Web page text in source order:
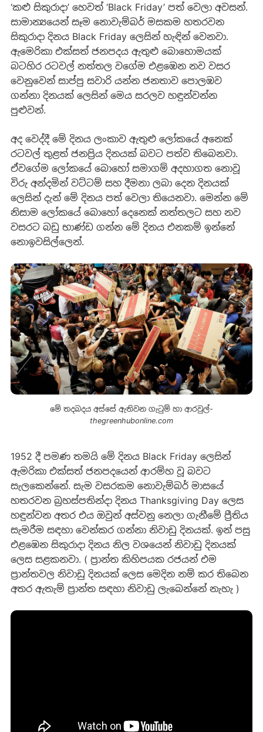
‘කළු සිකුරාදා’ හෙවත් ‘Black Friday’ පත් වෙලා අවසන්.
සාමාන්‍යයෙන් සෑම නොවැම්බර් මසකම හතරවන
සිකුරාදා දිනය Black Friday ලෙසින් හැඳින් වෙනවා.
ඇමෙරිකා එක්සත් ජනපදය ඇතුළු බොහොමයක්
බටහිර රටවල් නත්තල වගේම එළඹෙන නව වසර
වෙනුවෙන් සාප්පු සවාරි යන්න ජනතාව පොලඹව
ගන්නා දිනයක් ලෙසින් මෙය සරලව හඳුන්වන්න
පුළුවන්.
අද වෙද්දී මේ දිනය ලංකාව ඇතුළු ලෝකයේ අනෙක්
රටවල් තුළත් ජනප්‍රිය දිනයක් බවට පත්ව තිබෙනවා.
ඒවගේම ලෝකයේ බොහෝ සමාගම් අදහාගත නොවූ
විරු අන්දමින් වට්ටම් සහ දීමනා ලබා දෙන දිනයක්
ලෙසින් දැන් මේ දිනය පත් වෙලා තියෙනවා. මෙන්න මේ
නිසාම ලෝකයේ බොහෝ දෙනෙක් නත්තලට සහ නව
වසරට බඩු භාණ්ඩ ගන්න මේ දිනය එනකම් ඉන්නේ
නොඉවසිල්ලෙන්.
මේ තදබදය අස්සේ ඇතිවන ගැටුම් හා ආරවුල්-
thegreenhubonline.com
1952 දී පමණ තමයි මේ දිනය Black Friday ලෙසින්
ඇමරිකා එක්සත් ජනපදයෙන් ආරම්හ වූ බවට
සැලකෙන්නේ. සැම වසරකම නොවැම්බර් මාසයේ
හතරවන බ්‍රහස්පතින්දා දිනය Thanksgiving Day ලෙස
හඳුන්වන අතර එය ඔවුන් අස්වනු නෙලා ගැනීමේ ප්‍රීතිය
සැමරීම සඳහා වෙන්කර ගන්නා නිවාඩු දිනයක්. ඉන් පසු
එළඹෙන සිකුරාදා දිනය නිල වශයෙන් නිවාඩු දිනයක්
ලෙස සළකනවා. ( ප්‍රාන්ත කිහිපයක රජයන් එම
ප්‍රාන්තවල නිවාඩු දිනයක් ලෙස මෙදින නම් කර තිබෙන
අතර ඇතැම් ප්‍රාන්ත සඳහා නිවාඩු ලැබෙන්නේ නැහැ )